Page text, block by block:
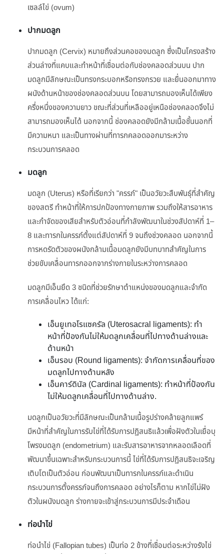
เซลล์ไข่ (ovum)
ปากมดลูก
ปากมดลูก (Cervix) หมายถึงส่วนคอของมดลูก ซึ่งเป็นโครงสร้าง
ส่วนล่างที่แคบและทำหน้าที่เชื่อมต่อกับช่องคลอดส่วนบน ปาก
มดลูกมีลักษณะเป็นทรงกระบอกหรือทรงกรวย และยื่นออกมาทาง
ผนังด้านหน้าของช่องคลอดส่วนบน โดยสามารถมองเห็นได้เพียง
ครึ่งหนึ่งของความยาว ขณะที่ส่วนที่เหลืออยู่เหนือช่องคลอดจึงไม่
สามารถมองเห็นได้ นอกจากนี้ ช่องคลอดยังมีกล้ามเนื้อชั้นนอกที่
มีความหนา และเป็นทางผ่านที่ทารกคลอดออกมาระหว่าง
กระบวนการคลอด
มดลูก
มดลูก (Uterus) หรือที่เรียกว่า "ครรภ์" เป็นอวัยวะสืบพันธุ์ที่สำคัญ
ของสตรี ทำหน้าที่ให้การปกป้องทางกายภาพ รวมถึงให้สารอาหาร
และกำจัดของเสียสำหรับตัวอ่อนที่กำลังพัฒนาในช่วงสัปดาห์ที่ 1–
8 และทารกในครรภ์ตั้งแต่สัปดาห์ที่ 9 จนถึงช่วงคลอด นอกจากนี้
การหดรัดตัวของผนังกล้ามเนื้อมดลูกยังมีบทบาทสำคัญในการ
ช่วยขับเคลื่อนทารกออกจากร่างกายในระหว่างการคลอด
มดลูกมีเอ็นยึด 3 ชนิดที่ช่วยรักษาตำแหน่งของมดลูกและจำกัด
การเคลื่อนไหว ได้แก่:
เอ็นยูเทอโรแซครัล (Uterosacral ligaments): ทำ
หน้าที่ป้องกันไม่ให้มดลูกเคลื่อนที่ไปทางด้านล่างและ
ด้านหน้า
เอ็นรอบ (Round ligaments): จำกัดการเคลื่อนที่ของ
มดลูกไปทางด้านหลัง
เอ็นคาร์ดินัล (Cardinal ligaments): ทำหน้าที่ป้องกัน
ไม่ให้มดลูกเคลื่อนที่ไปทางด้านล่าง.
มดลูกเป็นอวัยวะที่มีลักษณะเป็นกล้ามเนื้อรูปร่างคล้ายลูกแพร์
มีหน้าที่สำคัญในการรับไข่ที่ได้รับการปฏิสนธิแล้วเพื่อฝังตัวในเยื่อบุ
โพรงมดลูก (endometrium) และรับสารอาหารจากหลอดเลือดที่
พัฒนาขึ้นเฉพาะสำหรับกระบวนการนี้ ไข่ที่ได้รับการปฏิสนธิจะเจริญ
เติบโตเป็นตัวอ่อน ก่อนพัฒนาเป็นทารกในครรภ์และดำเนิน
กระบวนการตั้งครรภ์จนถึงการคลอด อย่างไรก็ตาม หากไข่ไม่ฝัง
ตัวในผนังมดลูก ร่างกายจะเข้าสู่กระบวนการมีประจำเดือน
ท่อนำไข่
ท่อนำไข่ (Fallopian tubes) เป็นท่อ 2 ข้างที่เชื่อมต่อระหว่างรังไข่